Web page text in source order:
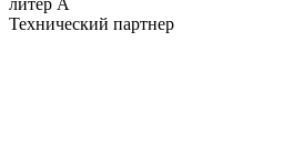
литер А
Технический партнер